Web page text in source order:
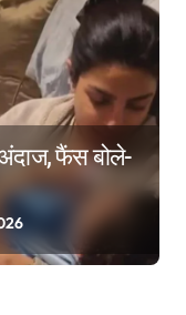
अंदाज, फैंस बोले-